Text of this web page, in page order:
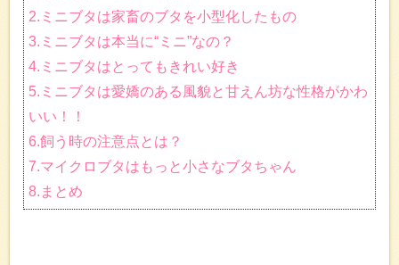
2.ミニブタは家畜のブタを小型化したもの
3.ミニブタは本当に“ミニ”なの？
4.ミニブタはとってもきれい好き
5.ミニブタは愛嬌のある風貌と甘えん坊な性格がかわ
いい！！
6.飼う時の注意点とは？
7.マイクロブタはもっと小さなブタちゃん
8.まとめ